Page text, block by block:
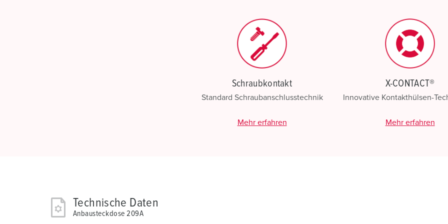
Schraubkontakt
Standard Schraubanschlusstechnik
Mehr erfahren
X-CONTACT®
Innovative Kontakthülsen-
Mehr erfahren
Technische Daten
Anbausteckdose 209A